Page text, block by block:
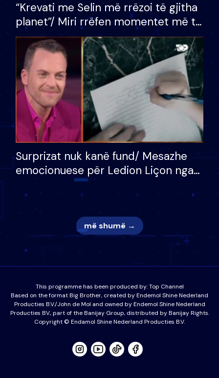
“Krevati me Selin më rrëzoi të gjitha
planet”/ Miri rrëfen momentet më të
bukura në shtëpinë e BB VIP: Do më
mungojë zilja e mëngjesit kur…
Surprizat nuk kanë fund/ Mesazhe
emocionuese për Ledion Liçon nga
nëna dhe fëmijët e tij, moderatori
nuk i mban dot lotët: Nuk meritoj…
më shumë →
This programme has been produced by:Top Channel
Based on the format Big Brother, created by Endemol Shine Nederland
Producties B.V./John de Mol and owned by Endemol Shine Nederland
Producties BV., part of the Banijay Group, distributed by Banijay Rights.
Copyright © Endamol Shine Nederland Producties B.V.